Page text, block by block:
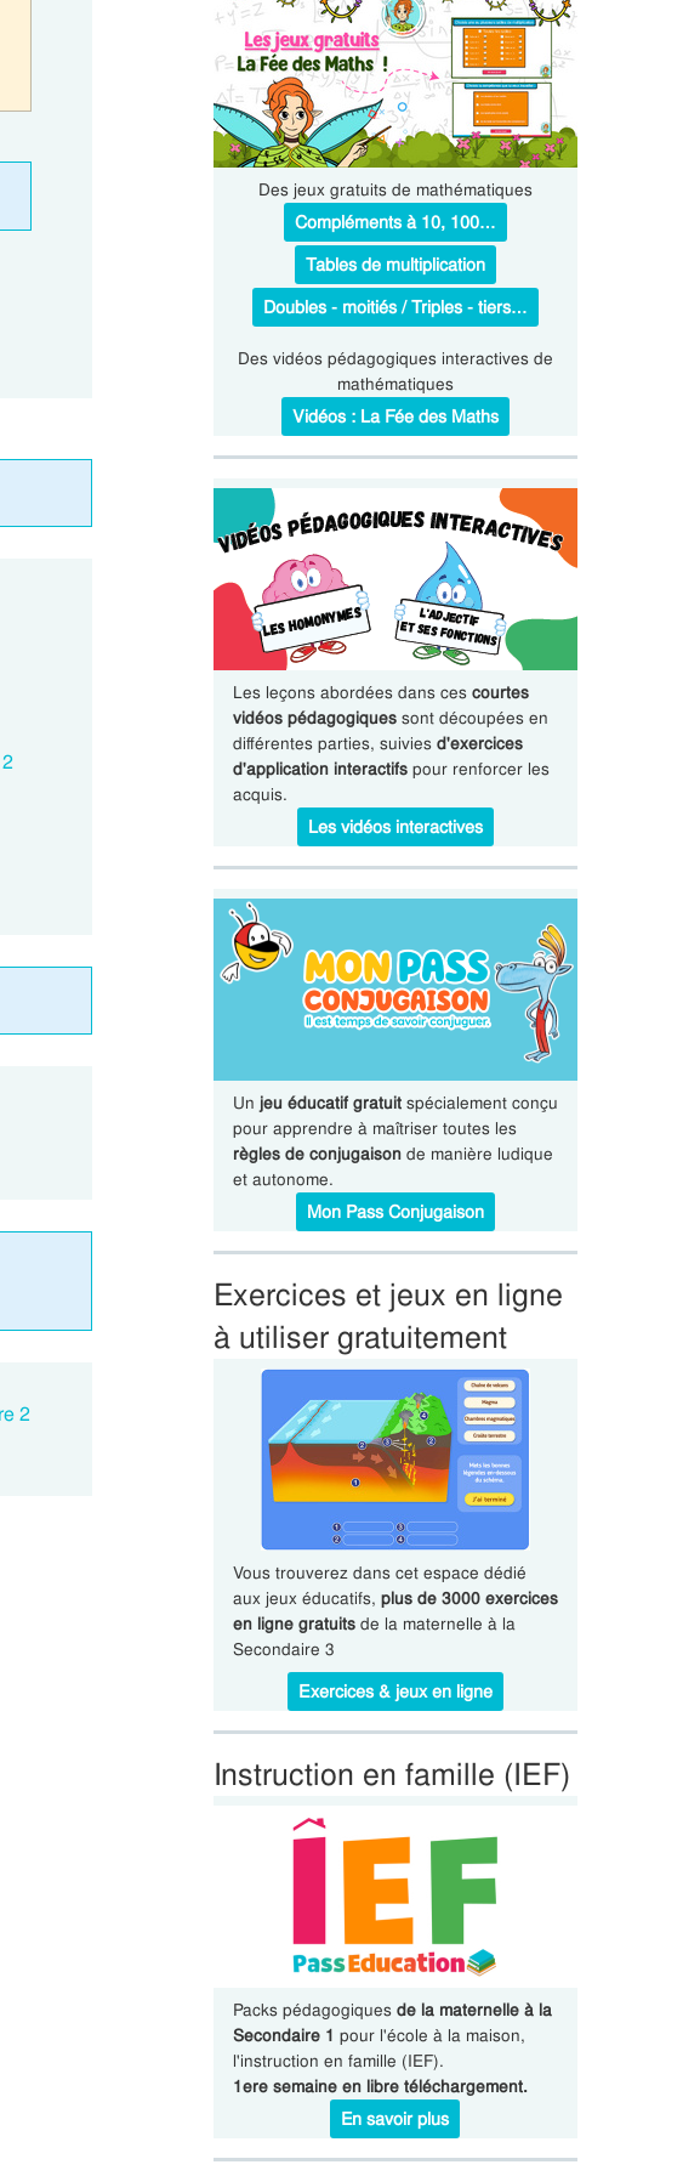
2
Des jeux gratuits de mathématiques
Compléments à 10, 100…
Tables de multiplication
Doubles - moitiés / Triples - tiers…
Des vidéos pédagogiques interactives de
mathématiques
Vidéos : La Fée des Maths
Les leçons abordées dans ces courtes
vidéos pédagogiquessont découpées en
différentes parties, suivies d'exercices
d'application interactifspour renforcer les
acquis.
Les vidéos interactives
Un jeu éducatif gratuitspécialement conçu
pour apprendre à maîtriser toutes les
règles de conjugaisonde manière ludique
et autonome.
Mon Pass Conjugaison
Exercices et jeux en ligne
à utiliser gratuitement
Vous trouverez dans cet espace dédié
aux jeux éducatifs, plus de 3000 exercices
en ligne gratuitsde la maternelle à la
Secondaire 3
Exercices & jeux en ligne
Instruction en famille (IEF)
Packs pédagogiques de la maternelle à la
Secondaire 1 pour l'école à la maison,
l'instruction en famille (IEF).
1ere semaine en libre téléchargement.
En savoir plus